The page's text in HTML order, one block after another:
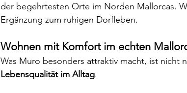
der begehrtesten Orte im Norden Mallorcas.
Ergänzung zum ruhigen Dorfleben.
Wohnen mit Komfort im echten
Was Muro besonders attraktiv macht, ist nicht
Lebensqualität im Alltag.